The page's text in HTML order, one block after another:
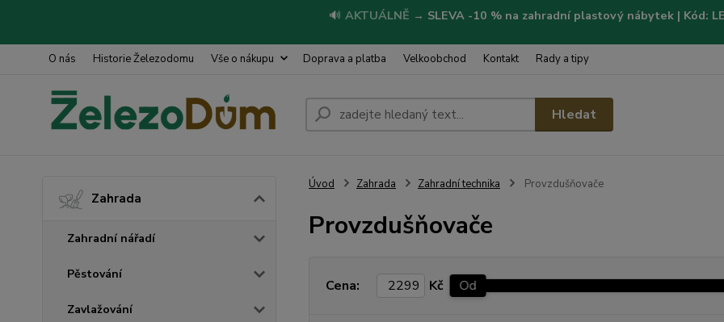
🔊 AKTUÁLNĚ → SLEVA -10 % na zahradní plastový nábytek | Kód:
O nás Historie Železodomu Vše o nákupu Doprava a platba Velkoobchod Kontakt Rady a tipy
Hledat
Zahrada
Zahradní nářadí
Pěstování
Zavlažování
Úvod Zahrada Zahradní technika Provzdušňovače
Provzdušňovače
Cena: Kč Od